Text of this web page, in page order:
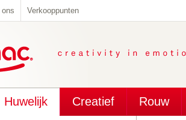
Verkooppunten
Huwelijk Creatief Rouw